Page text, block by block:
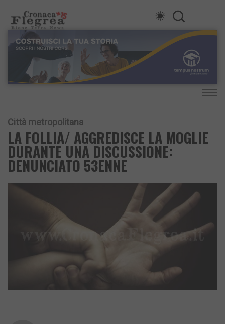
Città metropolitana
LA FOLLIA/ AGGREDISCE LA MOGLIE
DURANTE UNA DISCUSSIONE:
DENUNCIATO 53ENNE